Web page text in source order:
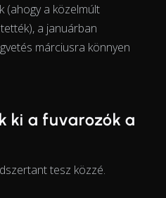
(ahogy a közelmúlt
a januárban
márciusra könnyen
ki a fuvarozók a
tesz közzé.